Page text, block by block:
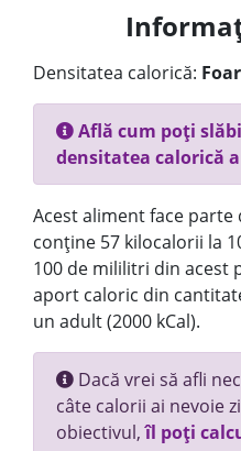
Densitatea calorică:
Află cum poți
densitatea calorică
Acest aliment face
conține 57 kilocalorii la
100 de mililitri din acest
aport caloric din
un adult (2000 kCal).
Dacă vrei să afli
câte calorii ai nevoie
obiectivul,îl poți